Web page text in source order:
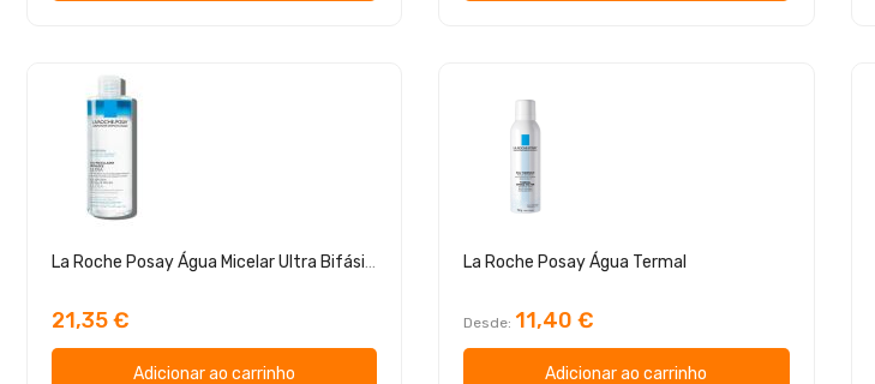
La Roche Posay Água Micelar Ultra Bifásica 400 ml
21,35 €
Adicionar ao carrinho
La Roche Posay Água Termal
Desde 11,40 €
Adicionar ao carrinho